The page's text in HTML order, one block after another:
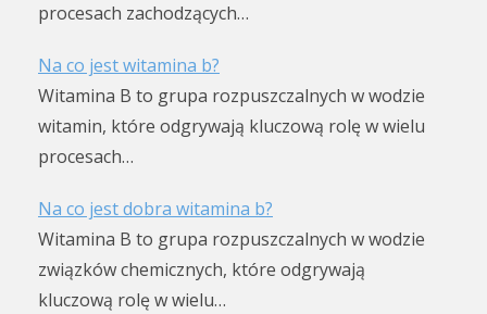
procesach zachodzących…
Na co jest witamina b?
Witamina B to grupa rozpuszczalnych w wodzie
witamin, które odgrywają kluczową rolę w wielu
procesach…
Na co jest dobra witamina b?
Witamina B to grupa rozpuszczalnych w wodzie
związków chemicznych, które odgrywają
kluczową rolę w wielu…